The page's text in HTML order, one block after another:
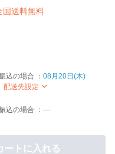
国送料無料
込の場合 ： 08月20日(木)
配送先設定
込の場合 ： —
ートに入れる